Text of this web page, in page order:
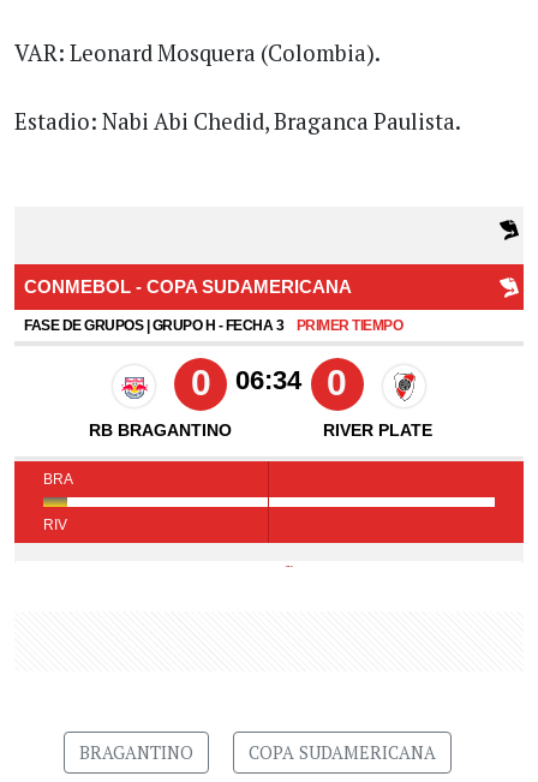
VAR: Leonard Mosquera (Colombia).
Estadio: Nabi Abi Chedid, Braganca Paulista.
BRAGANTINO COPA SUDAMERICANA